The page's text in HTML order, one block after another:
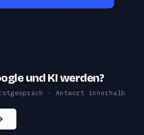
und KI werden?
· Antwort innerhalb